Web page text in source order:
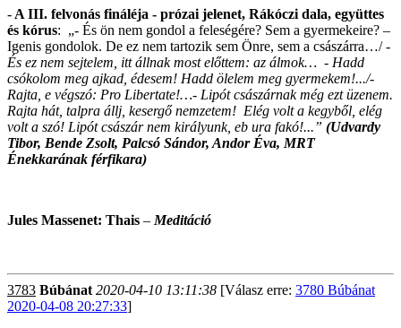
- A III. felvonás fináléja - prózai jelenet, Rákóczi dala, együttes
és kórus: „- És ön nem gondol a feleségére? Sem a gyermekeire? –
Igenis gondolok. De ez nem tartozik sem Önre, sem a császárra…/-
És ez nem sejtelem, itt állnak most előttem: az álmok… - Hadd
csókolom meg ajkad, édesem! Hadd ölelem meg gyermekem!.../-
Rajta, e végszó: Pro Libertate!…- Lipót császárnak még ezt üzenem.
Rajta hát, talpra állj, kesergő nemzetem! Elég volt a kegyből, elég
volt a szó! Lipót császár nem királyunk, eb ura fakó!...” (Udvardy
Tibor, Bende Zsolt, Palcsó Sándor, Andor Éva, MRT
Énekkarának férfikara)
Jules Massenet: Thais – Meditáció
3783 Búbánat 2020-04-10 13:11:38 [Válasz erre: 3780 Búbánat
2020-04-08 20:27:33]